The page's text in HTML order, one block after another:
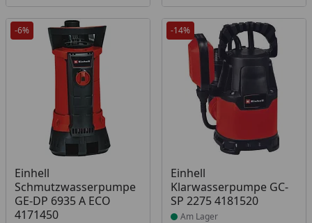
-6%
Einhell
Schmutzwasserpumpe
GE-DP 6935 A ECO
4171450
Produkt am Lager
-14%
Einhell
Klarwasserpumpe GC-
SP 2275 4181520
Produkt am Lager
Am Lager